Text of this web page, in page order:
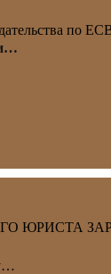
по
ЮРИСТА